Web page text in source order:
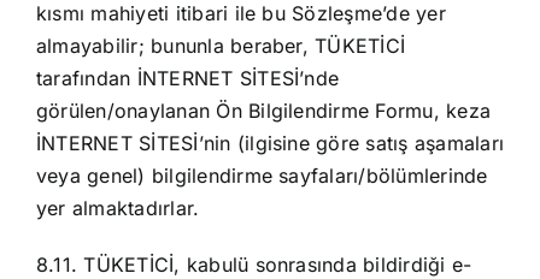
kısmı mahiyeti itibari ile bu Sözleşme’de yer
almayabilir; bununla beraber, TÜKETİCİ
tarafından İNTERNET SİTESİ’nde
görülen/onaylanan Ön Bilgilendirme Formu, keza
İNTERNET SİTESİ’nin (ilgisine göre satış aşamaları
veya genel) bilgilendirme sayfaları/bölümlerinde
yer almaktadırlar.
8.11. TÜKETİCİ, kabulü sonrasında bildirdiği e-